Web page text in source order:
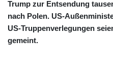
Trump zur Entsendung
nach Polen. US-
US-Truppenverlegungen
gemeint.